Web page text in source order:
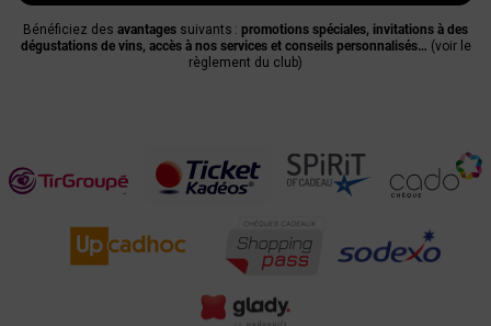
Bénéficiez des avantages suivants : promotions spéciales, invitations à des
dégustations de vins, accès à nos services et conseils personnalisés… (voir le
règlement du club)